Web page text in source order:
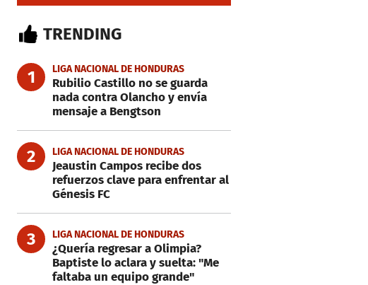
TRENDING
1 LIGA NACIONAL DE HONDURAS
Rubilio Castillo no se guarda
nada contra Olancho y envía
mensaje a Bengtson
2 LIGA NACIONAL DE HONDURAS
Jeaustin Campos recibe dos
refuerzos clave para enfrentar al
Génesis FC
3 LIGA NACIONAL DE HONDURAS
¿Quería regresar a Olimpia?
Baptiste lo aclara y suelta: "Me
faltaba un equipo grande"